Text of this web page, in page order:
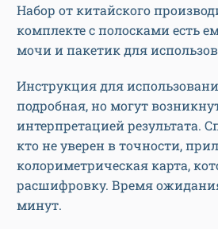
Набор от китайского
комплекте с полосками есть
мочи и пакетик для
Инструкция для
подробная, но могут
интерпретацией результата.
кто не уверен в точности,
колориметрическая карта,
расшифровку. Время
минут.